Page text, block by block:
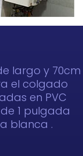
largo y 70cm
el colgado
en PVC
1 pulgada
blanca .